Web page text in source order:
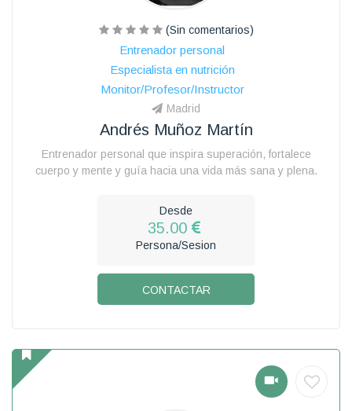
(Sin comentarios)
Entrenador personal
Especialista en nutrición
Monitor/Profesor/Instructor
Madrid
Andrés Muñoz Martín
Entrenador personal que inspira superación, fortalece
cuerpo y mente y guía hacia una vida más sana y plena.
Desde
35.00
Persona/Sesion
CONTACTAR